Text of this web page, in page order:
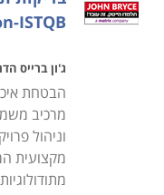
תוכלו למצוא מגוון
את הקורס המתאים
במסלול אקדמי או
כישורים והתמקצעות
ISTQB
ג'ון ברייס
הבטחת
מרכיב
וניהול
מקצועית